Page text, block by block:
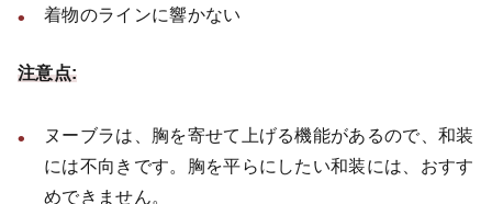
着物のラインに響かない
注意点:
ヌーブラは、胸を寄せて上げる機能があるので、和装
には不向きです。胸を平らにしたい和装には、おすす
めできません。